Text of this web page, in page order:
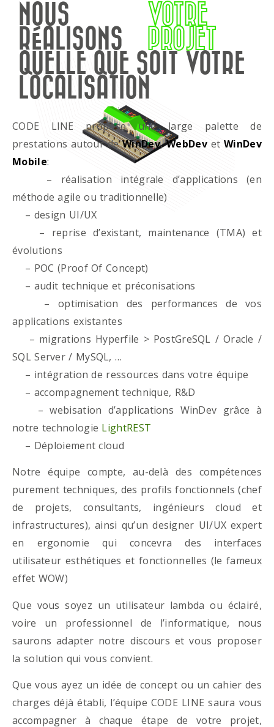
NOUS
RÉALISONS
VOTRE
PROJET
QUELLE QUE SOIT VOTRE
LOCALISATION
CODE LINE propose une large palette de
prestations autour deWinDev,WebDevet WinDev
Mobile:
– réalisation intégrale d’applications (en
méthode agile ou traditionnelle)
– design UI/UX
– reprise d’existant, maintenance (TMA) et
évolutions
– POC (Proof Of Concept)
– audit technique et préconisations
– optimisation des performances de vos
applications existantes
– migrations Hyperfile > PostGreSQL / Oracle /
SQL Server / MySQL, …
– intégration de ressources dans votre équipe
– accompagnement technique, R&D
– webisation d’applications WinDev grâce à
notre technologie LightREST
– Déploiement cloud
Notre équipe compte, au-delà des compétences
purement techniques, des profils fonctionnels (chef
de projets, consultants, ingénieurs cloud et
infrastructures), ainsi qu’un designer UI/UX expert
en ergonomie qui concevra des interfaces
utilisateur esthétiques et fonctionnelles (le fameux
effet WOW)
Que vous soyez un utilisateur lambda ou éclairé,
voire un professionnel de l’informatique, nous
saurons adapter notre discours et vous proposer
la solution qui vous convient.
Que vous ayez un idée de concept ou un cahier des
charges déjà établi, l’équipe CODE LINE saura vous
accompagner à chaque étape de votre projet,